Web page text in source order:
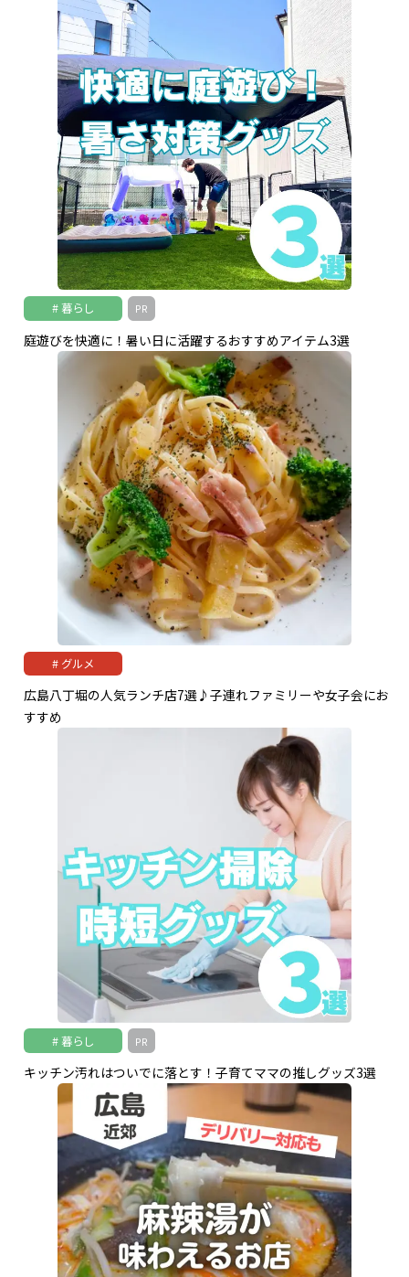
暮らし PR
庭遊びを快適に！暑い日に活躍するおすすめアイテム3選
グルメ
広島八丁堀の人気ランチ店7選♪子連れファミリーや女子会にお
すすめ
暮らし PR
キッチン汚れはついでに落とす！子育てママの推しグッズ3選